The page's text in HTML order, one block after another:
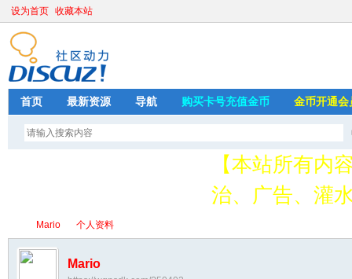
设为首页 收藏本站
首页 最新资源 导航 购买卡号充值金币 金币开通会
【本站所有内
治、广告、灌
Mario 个人资料
Mario